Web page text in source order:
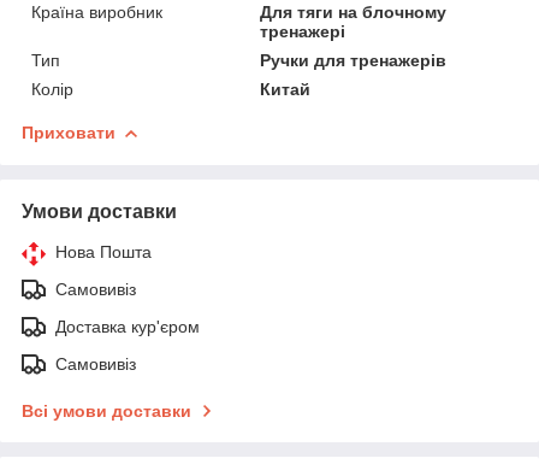
Країна виробник
Для тяги на блочному
тренажері
Тип
Ручки для тренажерів
Колір
Китай
Приховати
Умови доставки
Нова Пошта
Самовивіз
Доставка кур'єром
Самовивіз
Всі умови доставки